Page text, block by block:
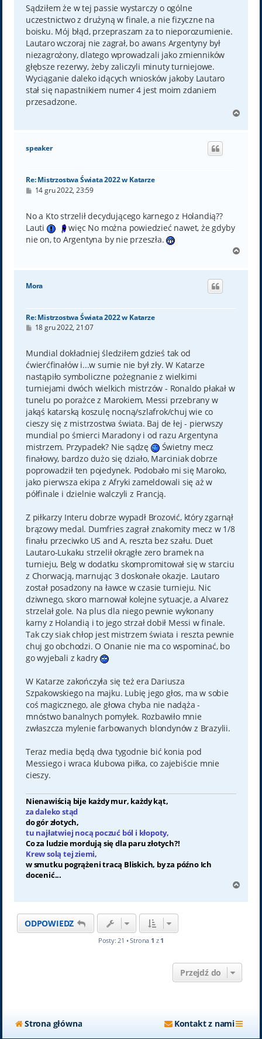
t
Sądziłem że w tej passie wystarczy o ogólne
uczestnictwo z drużyną w finale, a nie fizyczne na
boisku. Mój błąd, przepraszam za to nieporozumienie.
Lautaro wczoraj nie zagrał, bo awans Argentyny był
niezagrożony, dlatego wprowadzali jako zmienników
głębsze rezerwy, żeby zaliczyli minuty turniejowe.
Wyciąganie daleko idących wniosków jakoby Lautaro
stał się napastnikiem numer 4 jest moim zdaniem
przesadzone.
g
speaker
Re: Mistrzostwa Świata 2022 w Katarze
P
t
14 gru 2022, 23:59
No a Kto strzelił decydującego karnego z Holandią??
Lauti
więc No można powiedzieć nawet, że gdyby
nie on, to Argentyna by nie przeszła.
g
Mora
Re: Mistrzostwa Świata 2022 w Katarze
P
t
18 gru 2022, 21:07
Mundial dokładniej śledziłem gdzieś tak od
ćwierćfinałów i...w sumie nie był zły. W Katarze
nastąpiło symboliczne pożegnanie z wielkimi
turniejami dwóch wielkich mistrzów - Ronaldo płakał w
tunelu po porażce z Marokiem, Messi przebrany w
jakąś katarską koszulę nocną/szlafrok/chuj wie co
cieszy się z mistrzostwa świata. Baj de łej - pierwszy
mundial po śmierci Maradony i od razu Argentyna
mistrzem. Przypadek? Nie sądzę
Świetny mecz
finałowy, bardzo dużo się działo, Marciniak dobrze
poprowadził ten pojedynek. Podobało mi się Maroko,
jako pierwsza ekipa z Afryki zameldowali się aż w
półfinale i dzielnie walczyli z Francją.
Z piłkarzy Interu dobrze wypadł Brozović, który zgarnął
brązowy medal. Dumfries zagrał znakomity mecz w 1/8
finału przeciwko US and A, reszta bez szału. Duet
Lautaro-Lukaku strzelił okrągłe zero bramek na
turnieju, Belg w dodatku skompromitował się w starciu
z Chorwacją, marnując 3 doskonałe okazje. Lautaro
został posadzony na ławce w czasie turnieju. Nic
dziwnego, skoro marnował kolejne sytuacje, a Alvarez
strzelał gole. Na plus dla niego pewnie wykonany
karny z Holandią i to jego strzał dobił Messi w finale.
Tak czy siak chłop jest mistrzem świata i reszta pewnie
chuj go obchodzi. O Onanie nie ma co wspominać, bo
go wyjebali z kadry
W Katarze zakończyła się też era Dariusza
Szpakowskiego na majku. Lubię jego głos, ma w sobie
coś magicznego, ale głowa chyba nie nadąża -
mnóstwo banalnych pomyłek. Rozbawiło mnie
zwłaszcza mylenie farbowanych blondynów z Brazylii.
Teraz media będą dwa tygodnie bić konia pod
Messiego i wraca klubowa piłka, co zajebiście mnie
cieszy.
Nienawiścią bije każdy mur, każdy kąt,
za daleko stąd
do gór złotych,
tu najłatwiej nocą poczuć ból i kłopoty,
Co za ludzie mordują się dla paru złotych?!
Krew solą tej ziemi,
w smutku pogrążeni tracą Bliskich, by za późno Ich
docenić...
g
ODPOWIEDZ
Posty: 21 • Strona 1 z 1
Przejdź do
Strona główna Kontakt z nami